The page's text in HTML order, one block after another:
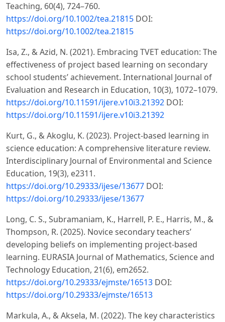
Teaching, 60(4), 724–760.
https://doi.org/10.1002/tea.21815 DOI:
https://doi.org/10.1002/tea.21815
Isa, Z., & Azid, N. (2021). Embracing TVET education: The
effectiveness of project based learning on secondary
school students’ achievement. International Journal of
Evaluation and Research in Education, 10(3), 1072–1079.
https://doi.org/10.11591/ijere.v10i3.21392 DOI:
https://doi.org/10.11591/ijere.v10i3.21392
Kurt, G., & Akoglu, K. (2023). Project-based learning in
science education: A comprehensive literature review.
Interdisciplinary Journal of Environmental and Science
Education, 19(3), e2311.
https://doi.org/10.29333/ijese/13677 DOI:
https://doi.org/10.29333/ijese/13677
Long, C. S., Subramaniam, K., Harrell, P. E., Harris, M., &
Thompson, R. (2025). Novice secondary teachers’
developing beliefs on implementing project-based
learning. EURASIA Journal of Mathematics, Science and
Technology Education, 21(6), em2652.
https://doi.org/10.29333/ejmste/16513 DOI:
https://doi.org/10.29333/ejmste/16513
Markula, A., & Aksela, M. (2022). The key characteristics